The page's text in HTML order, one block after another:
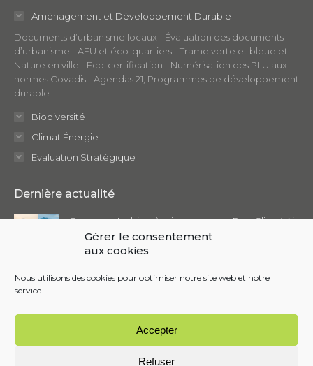
Gérer le consentement
aux cookies
Nous utilisons des cookies pour optimiser notre site web et notre
service.
Accepter
Refuser
window
Aménagement et Développement Durable
Documents d’urbanisme locaux - Évaluation des documents
d’urbanisme - AEU et éco-quartiers - Trame verte et bleue et
Nature en ville - Eco-certification - Numérisation des PLU aux
normes Covadis - Agendas 21, Programmes de développement
durable
Biodiversité
Climat Énergie
Evaluation Stratégique
Dernière actualité
Focus sur : Le bilan à mi-parcours du Plan Climat Air
Énergie Territorial (PCAET)
février 2025